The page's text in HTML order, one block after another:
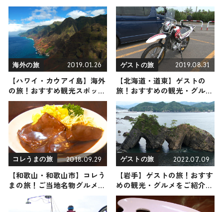
け
年・関西版】｜子連れ、カッ
プルで楽しめる日帰りおでか
けスポット
海外の旅 2019.01.26
【ハワイ・カウアイ島】海外
の旅！おすすめ観光スポット
やグルメをリポート
ゲストの旅 2019.08.31
【北海道・道東】ゲストの
旅！おすすめの観光・グルメ
をご紹介 2019年8月31日放送
コレうまの旅 2018.09.29
【和歌山・和歌山市】コレう
まの旅！ご当地名物グルメを
ゲストの旅 2022.07.09
【岩手】ゲストの旅！おすす
めの観光・グルメをご紹介
2022年7月9日放送